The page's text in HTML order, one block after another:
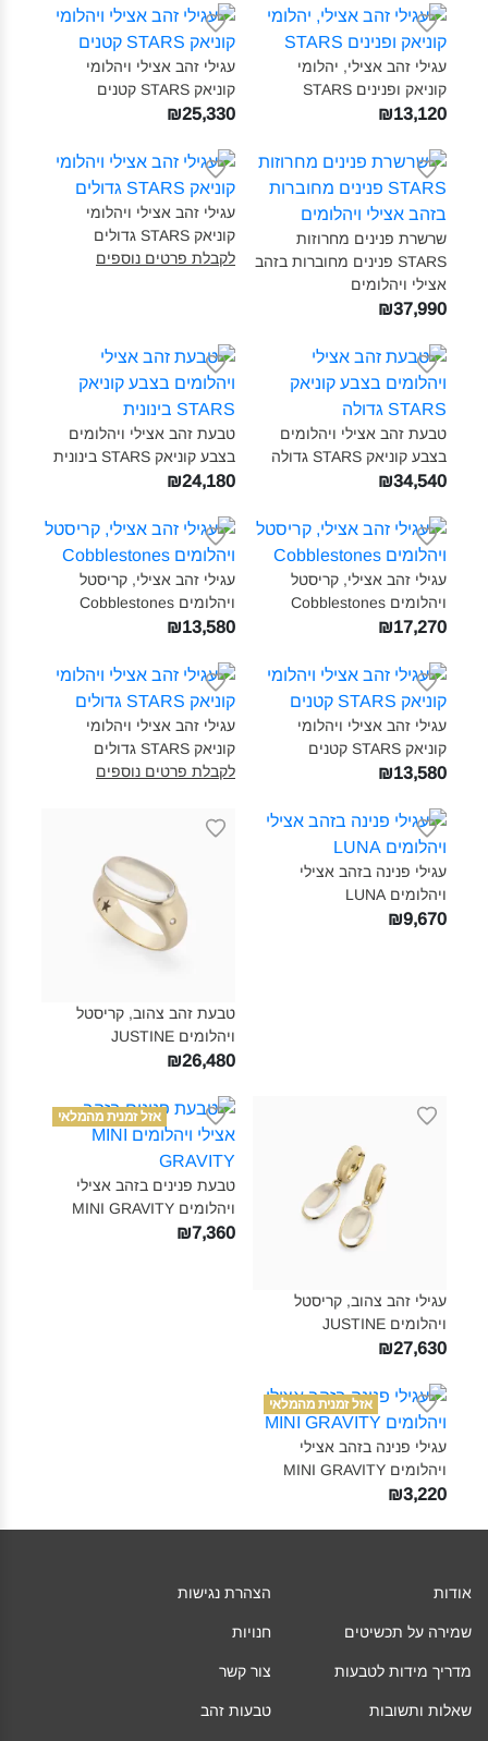
עגילי זהב אצילי, יהלומי
קוניאק ופנינים STARS‎
₪13,120
עגילי זהב אצילי ויהלומי
קוניאק STARS קטנים‎
₪25,330
שרשרת פנינים מחרוזות
STARS פנינים מחוברות בזהב
אצילי ויהלומים‎
₪37,990
עגילי זהב אצילי ויהלומי
קוניאק STARS גדולים‎
לקבלת פרטים נוספים
טבעת זהב אצילי ויהלומים
בצבע קוניאק STARS גדולה‎
₪34,540
טבעת זהב אצילי ויהלומים
בצבע קוניאק STARS בינונית‎
₪24,180
עגילי זהב אצילי, קריסטל
ויהלומים Cobblestones‎
₪17,270
עגילי זהב אצילי, קריסטל
ויהלומים Cobblestones‎
₪13,580
עגילי זהב אצילי ויהלומי
קוניאק STARS קטנים‎
₪13,580
עגילי זהב אצילי ויהלומי
קוניאק STARS גדולים‎
לקבלת פרטים נוספים
עגילי פנינה בזהב אצילי
ויהלומים LUNA‎
₪9,670
טבעת זהב צהוב, קריסטל
ויהלומים JUSTINE‎
₪26,480
עגילי זהב צהוב, קריסטל
ויהלומים JUSTINE‎
₪27,630
אזל זמנית מהמלאי
טבעת פנינים בזהב אצילי
ויהלומים MINI GRAVITY‎
₪7,360
אזל זמנית מהמלאי
עגילי פנינה בזהב אצילי
ויהלומים MINI GRAVITY‎
₪3,220
אודות
שמירה על תכשיטים
מדריך מידות לטבעות
שאלות ותשובות
הצהרת נגישות
חנויות
צור קשר
טבעות זהב